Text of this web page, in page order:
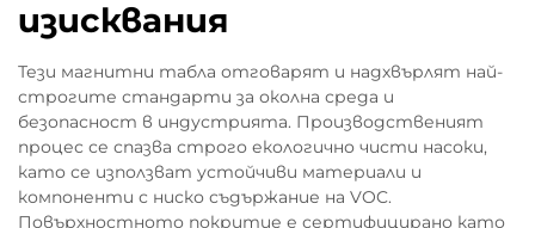
изисквания
Тези магнитни табла отговарят и надхвърлят най-
строгите стандарти за околна среда и
безопасност в индустрията. Производственият
процес се спазва строго екологично чисти насоки,
като се използват устойчиви материали и
компоненти с ниско съдържание на VOC.
Повърхностното покритие е сертифицирано като